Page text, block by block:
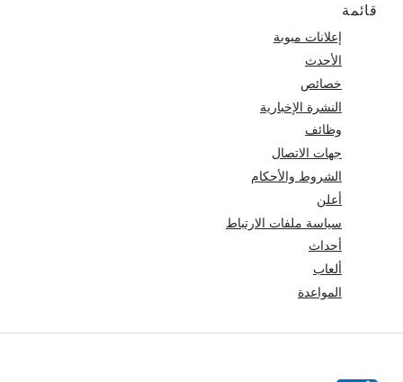
قائمة
إعلانات مبوبة
الأحدث
خصائص
النشرة الإخبارية
وظائف
جهات الاتصال
الشروط والأحكام
أعلن
سياسة ملفات الارتباط
أحداث
ألعاب
المواعدة